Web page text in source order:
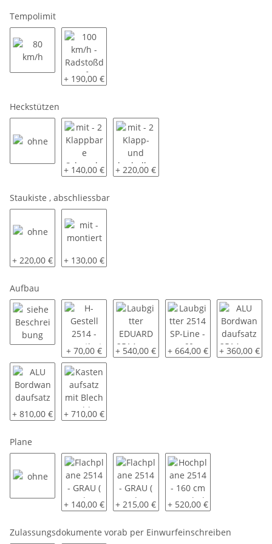
Tempolimit
80 km/h100 km/h - Radstoßdämpfer - montiert
+ 190,00 €
Heckstützen
mit - 2 Klappbare Schwerlaststützen - montiert
+ 140,00 € mit - 2 Klapp- und kurbelbare
+ 220,00 €
Staukiste , abschliessbar
ohne
+ 220,00 € mit - montiert
+ 130,00 €
Aufbau
siehe Beschreibung
H-Gestell 2514 - montiert
+ 70,00 € Laubgitter EDUARD 2514 - ca. 60 cm
+ 540,00 € Laubgitter 2514 SP-Line
+ 664,00 € ALU
+ 360,00 €
ALU Bordwandaufsatz 2514 - ca. 60 cm - pendelnd – montiert
+ 810,00 € Kastenaufsatz mit Blech geschlossen 2514 - ca. 60
+ 710,00 €
Plane
Flachplane 2514 - GRAU ( andere Farben auf
+ 140,00 € Flachplane 2514 - GRAU ( andere
+ 215,00 € Hochplane 2514 - 160
+ 520,00 €
Zulassungsdokumente vorab per Einwurfeinschreiben